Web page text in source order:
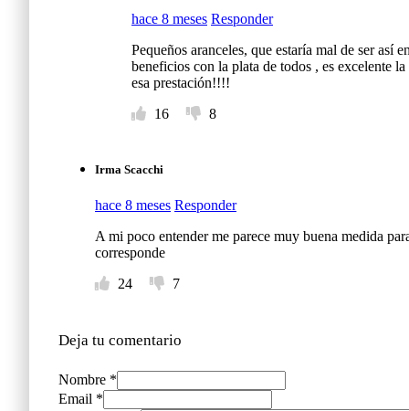
hace 8 meses Responder
Pequeños aranceles, que estaría mal de ser así
beneficios con la plata de todos , es excelente
esa prestación!!!!
16
8
Irma Scacchi
hace 8 meses Responder
A mi poco entender me parece muy buena medida
corresponde
24
7
Deja tu comentario
Nombre *
Email *